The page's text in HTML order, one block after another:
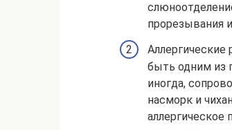
прорезывания
быть одним из
иногда,
насморк и